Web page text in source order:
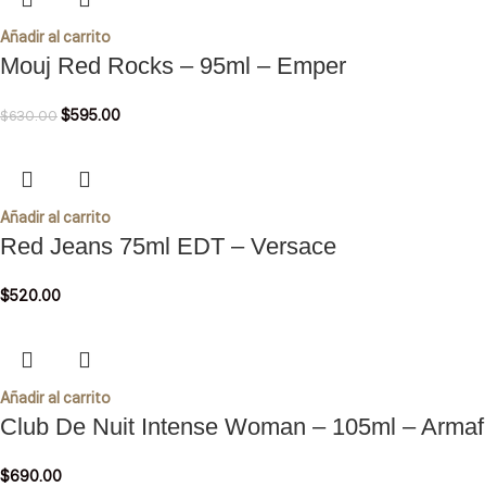
Añadir al carrito
Mouj Red Rocks – 95ml – Emper
$630.00$595.00
Añadir al carrito
Red Jeans 75ml EDT – Versace
$520.00
Añadir al carrito
Club De Nuit Intense Woman – 105ml – Armaf
$690.00